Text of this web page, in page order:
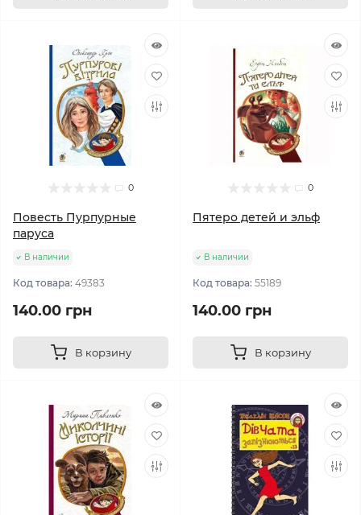
0
Повесть Пурпурные
паруса
В наличии
Код товара: 49383
140.00 грн
В корзину
0
Пятеро детей и эльф
В наличии
Код товара: 55189
140.00 грн
В корзину